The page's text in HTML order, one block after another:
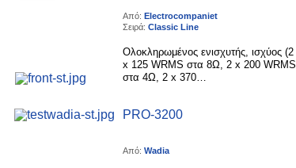
Από: Electrocompaniet
Σειρά: Classic Line
Ολοκληρωμένος ενισχυτής, ισχύος (2
x 125 WRMS στα 8Ω, 2 x 200 WRMS
στα 4Ω, 2 x 370…
PRO-3200
Από: Wadia